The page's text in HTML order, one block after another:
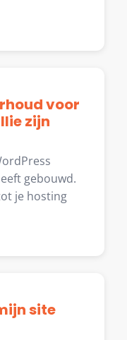
voor
zijn
gebouwd.
je hosting
site